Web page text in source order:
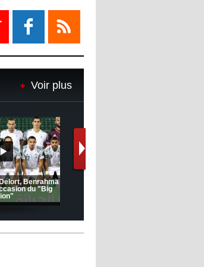
mis en vente par son
savoure sa première
le Real Madrid
11/06
dirigeants veulent le
cet hiver
Voir plus
1 Mobilis (23ème journée):
5 – USB 0